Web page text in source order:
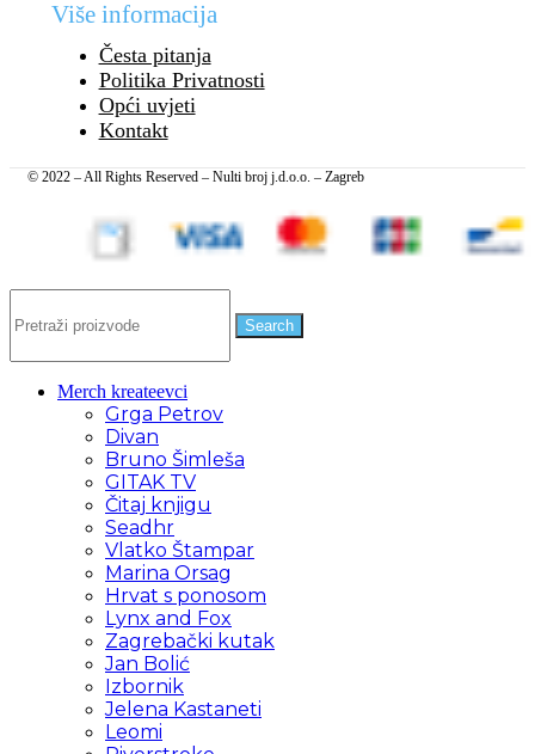
Više informacija
Česta pitanja
Politika Privatnosti
Opći uvjeti
Kontakt
© 2022 – All Rights Reserved – Nulti broj j.d.o.o. – Zagreb
Search
Merch kreateevci
Grga Petrov
Divan
Bruno Šimleša
GITAK TV
Čitaj knjigu
Seadhr
Vlatko Štampar
Marina Orsag
Hrvat s ponosom
Lynx and Fox
Zagrebački kutak
Jan Bolić
Izbornik
Jelena Kastaneti
Leomi